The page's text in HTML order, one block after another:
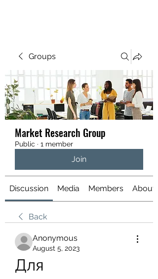
Groups
Market Research Group
Public · 1 member
Join
Discussion Media Members About
Back
Anonymous
August 5, 2023
Для